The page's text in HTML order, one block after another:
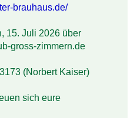
brauhaus.de/
15. Juli 2026 über
gross-zimmern.de
(Norbert Kaiser)
sich eure